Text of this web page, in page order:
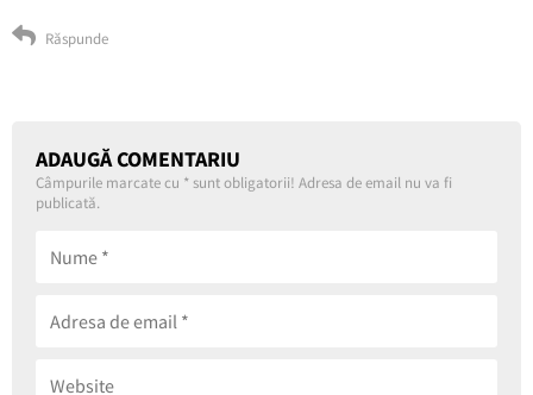
Răspunde
ADAUGĂ COMENTARIU
Câmpurile marcate cu *sunt obligatorii! Adresa de email nu va fi
publicată.